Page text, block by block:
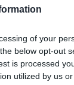
of your
below opt-out
is processed
utilized by us
os eleitos
que a
e trauliteira